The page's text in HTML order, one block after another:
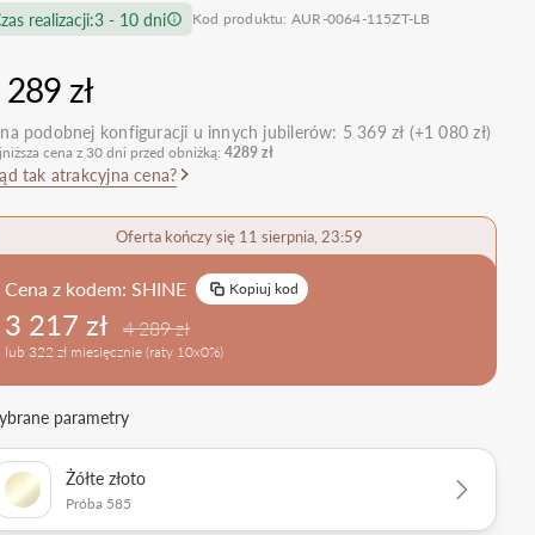
nietypowe
obrączkowe
dostawki
Zobacz wszystkie >
Obrączki Ślubne
Sprawdź bestsellery
Zobacz trendy
realizacji:3 - 10 dni Kod produktu: AUR-0064-115ZT-LB
zł
podobnej konfiguracji u innych jubilerów: 5 369 zł (+1 080 zł)
cena z 30 dni przed obniżką: 4289 zł
tak atrakcyjna cena?
Oferta kończy się 11 sierpnia, 23:59
Cena z kodem: SHINE Kopiuj kod
3 217 zł 4 289 zł
lub 322 zł miesięcznie (raty 10x0%)
parametry
Żółte złoto
Próba 585